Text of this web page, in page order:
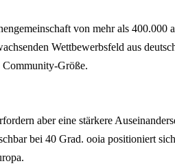
von mehr als 400.000
Wettbewerbsfeld aus
Community-Größe.
aber eine stärkere
bei 40 Grad. ooia positioniert